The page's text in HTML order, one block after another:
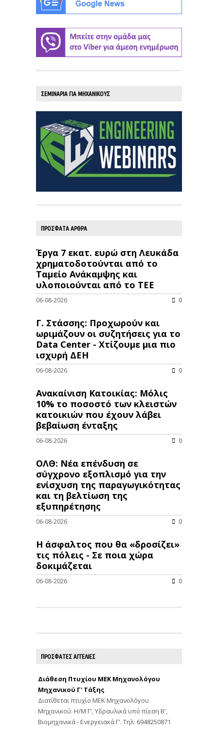
ΣΕΜΙΝΑΡΙΑ ΓΙΑ ΜΗΧΑΝΙΚΟΥΣ
ΠΡΟΣΦΑΤΑ ΑΡΘΡΑ
Έργα 7 εκατ. ευρώ στη Λευκάδα
χρηματοδοτούνται από το
Ταμείο Ανάκαμψης και
υλοποιούνται από το ΤΕΕ
06-08-2026 0
Γ. Στάσσης: Προχωρούν και
ωριμάζουν οι συζητήσεις για το
Data Center - Χτίζουμε μια πιο
ισχυρή ΔΕΗ
06-08-2026 0
Ανακαίνιση Κατοικίας: Μόλις
10% το ποσοστό των κλειστών
κατοικιών που έχουν λάβει
βεβαίωση ένταξης
06-08-2026 0
ΟΛΘ: Νέα επένδυση σε
σύγχρονο εξοπλισμό για την
ενίσχυση της παραγωγικότητας
και τη βελτίωση της
εξυπηρέτησης
06-08-2026 0
Η άσφαλτος που θα «δροσίζει»
τις πόλεις - Σε ποια χώρα
δοκιμάζεται
06-08-2026 0
ΠΡΟΣΦΑΤΕΣ ΑΓΓΕΛΙΕΣ
Διάθεση Πτυχίου ΜΕΚ Μηχανολόγου
Μηχανικού Γ' Τάξης
Διατίθεται πτυχίο ΜΕΚ Μηχανολόγου
Μηχανικού: Η/Μ Γ', Υδραυλικά υπό πίεση Β',
Βιομηχανικά - Ενεργειακά Γ'. Τηλ: 6948250871